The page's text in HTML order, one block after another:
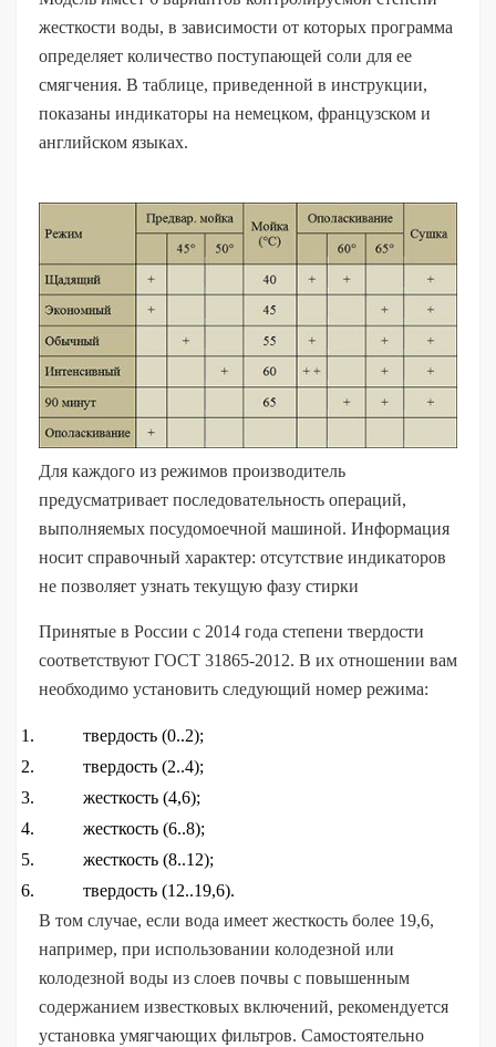
жесткости воды, в зависимости от которых программа
определяет количество поступающей соли для ее
смягчения. В таблице, приведенной в инструкции,
показаны индикаторы на немецком, французском и
английском языках.
Для каждого из режимов производитель
предусматривает последовательность операций,
выполняемых посудомоечной машиной. Информация
носит справочный характер: отсутствие индикаторов
не позволяет узнать текущую фазу стирки
Принятые в России с 2014 года степени твердости
соответствуют ГОСТ 31865-2012. В их отношении вам
необходимо установить следующий номер режима:
твердость (0..2);
твердость (2..4);
жесткость (4,6);
жесткость (6..8);
жесткость (8..12);
твердость (12..19,6).
В том случае, если вода имеет жесткость более 19,6,
например, при использовании колодезной или
колодезной воды из слоев почвы с повышенным
содержанием известковых включений, рекомендуется
установка умягчающих фильтров. Самостоятельно